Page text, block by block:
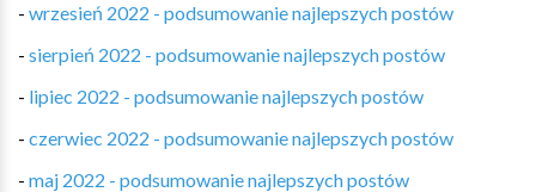
- wrzesień 2022 - podsumowanie najlepszych postów
- sierpień 2022 - podsumowanie najlepszych postów
- lipiec 2022 - podsumowanie najlepszych postów
- czerwiec 2022 - podsumowanie najlepszych postów
- maj 2022 - podsumowanie najlepszych postów